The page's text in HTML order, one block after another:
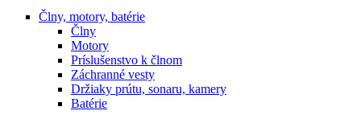
Člny, motory, batérie
Člny
Motory
Príslušenstvo k člnom
Záchranné vesty
Držiaky prútu, sonaru, kamery
Batérie